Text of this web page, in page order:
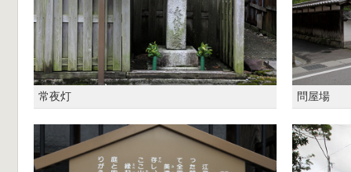
常夜灯 問屋場